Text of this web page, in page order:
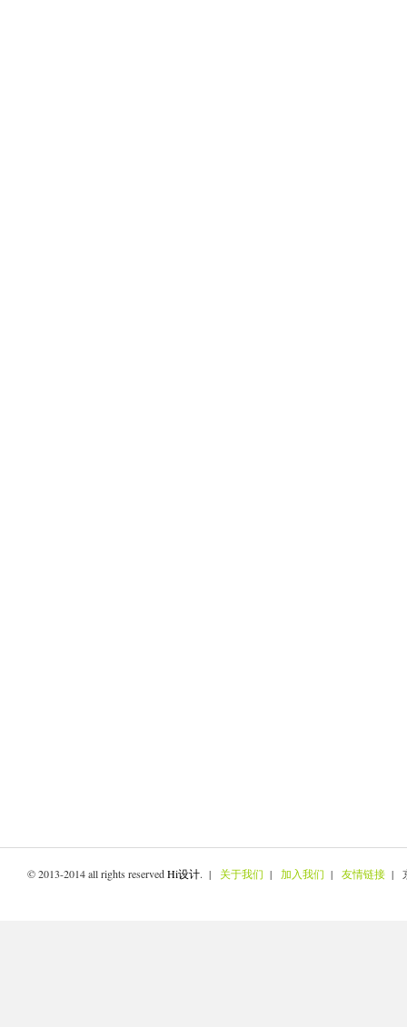
© 2013-2014 all rights reservedHi设计. | 关于我们 | 加入我们 | 友情链接 |